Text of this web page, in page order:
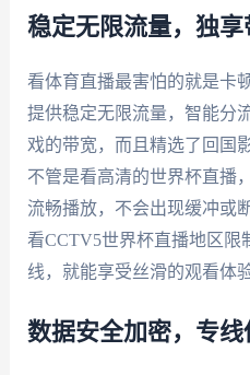
稳定无限流量，独享
看体育直播最害怕的就是卡
提供稳定无限流量，智能分
戏的带宽，而且精选了回国
不管是看高清的世界杯直播
流畅播放，不会出现缓冲或
看CCTV5世界杯直播地区限
线，就能享受丝滑的观看体验
数据安全加密，专线